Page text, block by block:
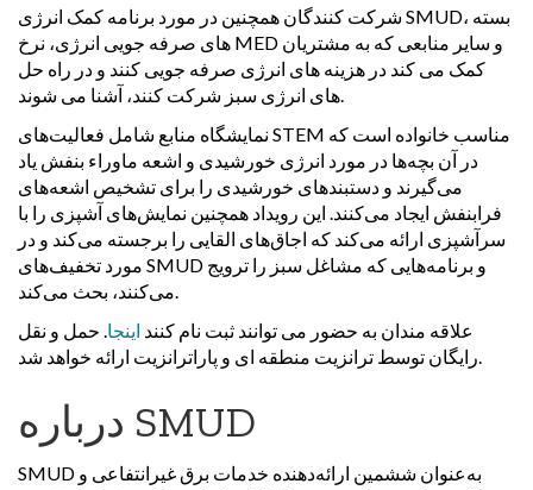
شرکت کنندگان همچنین در مورد برنامه کمک انرژی SMUD، بسته
های صرفه جویی انرژی، نرخ MED و سایر منابعی که به مشتریان
کمک می کند در هزینه های انرژی صرفه جویی کنند و در راه حل
های انرژی سبز شرکت کنند، آشنا می شوند.
نمایشگاه منابع شامل فعالیت‌های STEM مناسب خانواده است که
در آن بچه‌ها در مورد انرژی خورشیدی و اشعه ماوراء بنفش یاد
می‌گیرند و دستبندهای خورشیدی را برای تشخیص اشعه‌های
فرابنفش ایجاد می‌کنند. این رویداد همچنین نمایش‌های آشپزی را با
سرآشپزی ارائه می‌کند که اجاق‌های القایی را برجسته می‌کند و در
مورد تخفیف‌های SMUD و برنامه‌هایی که مشاغل سبز را ترویج
می‌کنند، بحث می‌کند.
علاقه مندان به حضور می توانند ثبت نام کنند اینجا. حمل و نقل
رایگان توسط ترانزیت منطقه ای و پاراترانزیت ارائه خواهد شد.
درباره SMUD
SMUD به‌عنوان ششمین ارائه‌دهنده خدمات برق غیرانتفاعی و